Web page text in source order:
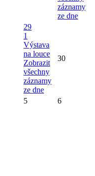
záznamy
ze dne
29
1
Výstava
na louce
Zobrazit
všechny
záznamy
ze dne
30
5 6